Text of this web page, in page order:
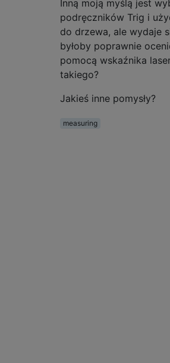
Inną moją myślą jest
podręczników Trig i
do drzewa, ale wydaje
byłoby poprawnie
pomocą wskaźnika
takiego?
Jakieś inne pomysły?
measuring